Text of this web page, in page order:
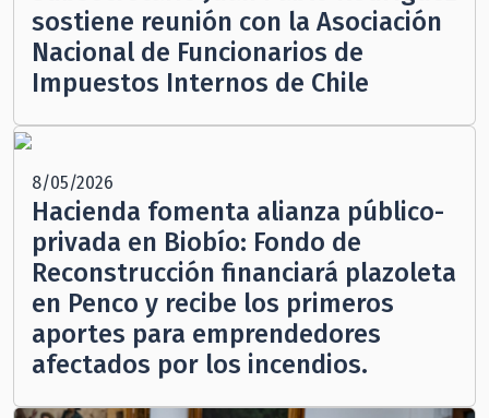
sostiene reunión con la Asociación
Nacional de Funcionarios de
Impuestos Internos de Chile
8/05/2026
Hacienda fomenta alianza público-
privada en Biobío: Fondo de
Reconstrucción financiará plazoleta
en Penco y recibe los primeros
aportes para emprendedores
afectados por los incendios.